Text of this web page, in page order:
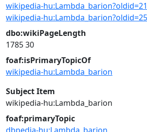
wikipedia-
wikipedia-
dbo:wikiPageLength
178530
foaf:isPrimaryTopicOf
wikipedia-hu:Lambda_barion
Subject Item
wikipedia-hu:Lambda_barion
foaf:primaryTopic